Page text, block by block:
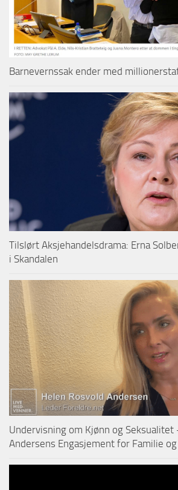
Barnevernssak ender med
Tilslørt Aksjehandelsdrama: Erna
i Skandalen
Undervisning om Kjønn og Seksualitet
Andersens Engasjement for Familie